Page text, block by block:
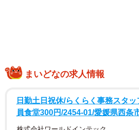
▽たこ焼き作りのコツ
① 卵と水を混ぜ合わせてから、たこ
てから10分おくとダマが残らないの
まいどなの求人情報
日勤土日祝休/らくらく事務スタ
員食堂300円/2454-01/愛媛県西条